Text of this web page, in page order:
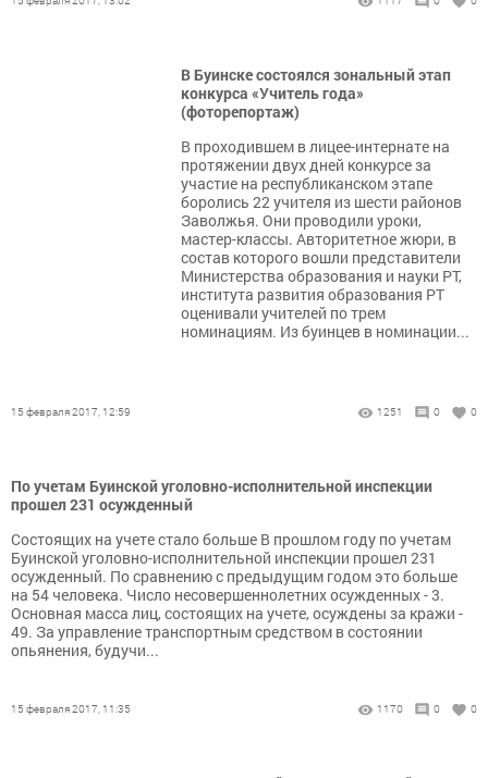
В Буинске состоялся зональный этап
конкурса «Учитель года»
(фоторепортаж)
В проходившем в лицее-интернате на
протяжении двух дней конкурсе за
участие на республиканском этапе
боролись 22 учителя из шести районов
Заволжья. Они проводили уроки,
мастер-классы. Авторитетное жюри, в
состав которого вошли представители
Министерства образования и науки РТ,
института развития образования РТ
оценивали учителей по трем
номинациям. Из буинцев в номинации...
15 февраля 2017, 12:59 1251 0 0
По учетам Буинской уголовно-исполнительной инспекции
прошел 231 осужденный
Состоящих на учете стало больше В прошлом году по учетам
Буинской уголовно-исполнительной инспекции прошел 231
осужденный. По сравнению с предыдущим годом это больше
на 54 человека. Число несовершеннолетних осужденных - 3.
Основная масса лиц, состоящих на учете, осуждены за кражи -
49. За управление транспортным средством в состоянии
опьянения, будучи...
15 февраля 2017, 11:35 1170 0 0